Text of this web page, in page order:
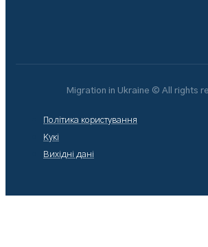
Migration in Ukraine © All rights
Політика користування
Кукі
Вихідні дані